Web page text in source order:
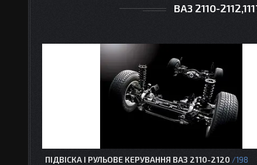
ВАЗ 2110-
ПІДВІСКА І РУЛЬОВЕ КЕРУВАННЯ ВАЗ 2110-2120 198